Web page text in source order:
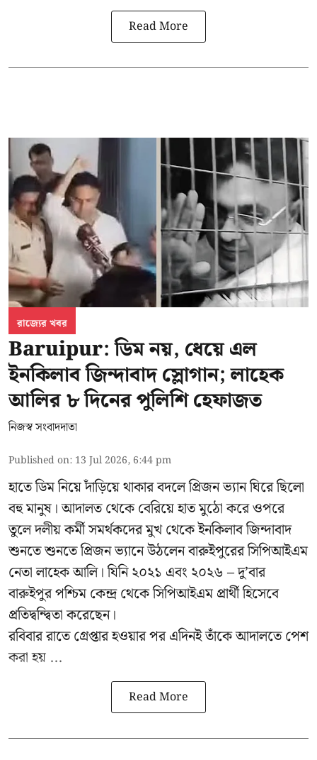
Read More
রাজ্যের খবর
Baruipur: ডিম নয়, ধেয়ে এল
ইনকিলাব জিন্দাবাদ স্লোগান; লাহেক
আলির ৮ দিনের পুলিশি হেফাজত
নিজস্ব সংবাদদাতা
Published on: 13 Jul 2026, 6:44 pm
হাতে ডিম নিয়ে দাঁড়িয়ে থাকার বদলে প্রিজন ভ্যান ঘিরে ছিলো
বহু মানুষ। আদালত থেকে বেরিয়ে হাত মুঠো করে ওপরে
তুলে দলীয় কর্মী সমর্থকদের মুখ থেকে ইনকিলাব জিন্দাবাদ
শুনতে শুনতে প্রিজন ভ্যানে উঠলেন বারুইপুরের সিপিআইএম
নেতা লাহেক আলি। যিনি ২০২১ এবং ২০২৬ – দু’বার
বারুইপুর পশ্চিম কেন্দ্র থেকে সিপিআইএম প্রার্থী হিসেবে
প্রতিদ্বন্দ্বিতা করেছেন।
রবিবার রাতে গ্রেপ্তার হওয়ার পর এদিনই তাঁকে আদালতে পেশ
করা হয় ...
Read More